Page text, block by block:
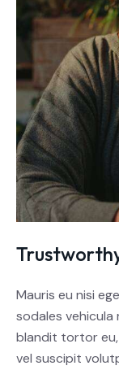
Mauris eu nisi
sodales vehicula
blandit tortor
vel suscipit